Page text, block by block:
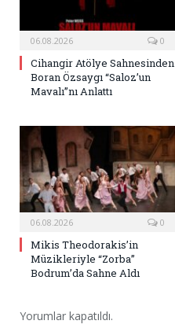
06.08.2026 0
Cihangir Atölye Sahnesinden
Boran Özsaygı “Saloz’un
Mavalı”nı Anlattı
06.08.2026 0
Mikis Theodorakis’in
Müzikleriyle “Zorba”
Bodrum’da Sahne Aldı
Yorumlar kapatıldı.